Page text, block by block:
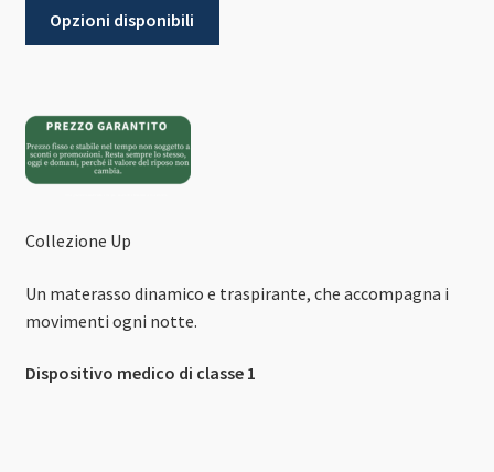
Opzioni disponibili
Collezione Up
Un materasso dinamico e traspirante, che accompagna i
movimenti ogni notte.
Dispositivo medico di classe 1